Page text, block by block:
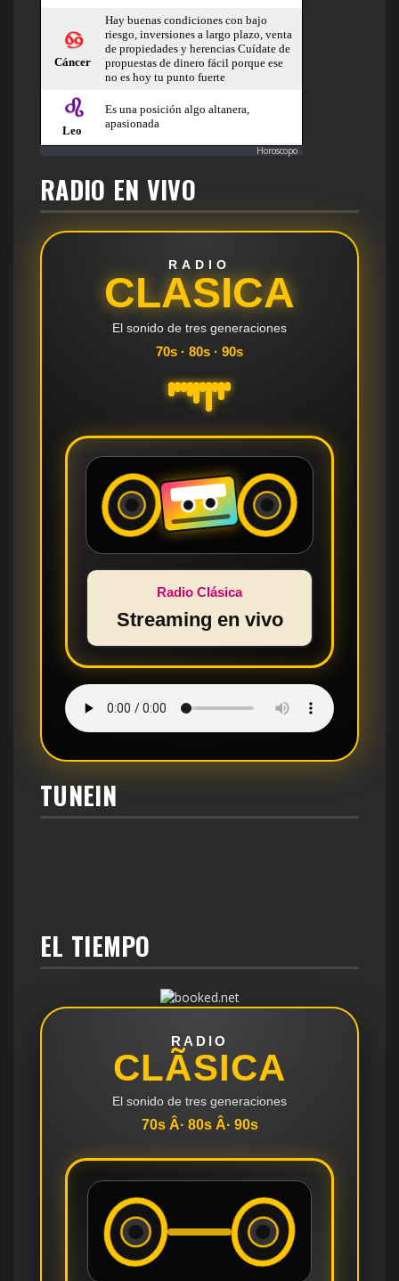
Horoscopo
RADIO EN VIVO
RADIO
CLASICA
El sonido de tres generaciones
70s · 80s · 90s
Radio Clásica
Streaming en vivo
TUNEIN
EL TIEMPO
RADIO
CLÃSICA
El sonido de tres generaciones
70s Â· 80s Â· 90s